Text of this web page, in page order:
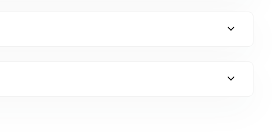
expand_more
expand_more